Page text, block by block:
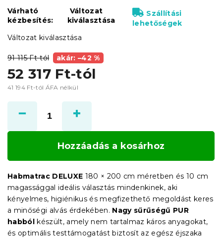
91 115 Ft-tól akár: –42 %
52 317 Ft-tól
41 194 Ft-tól ÁFA nélkül
Változat kiválasztása
Várható
kézbesítés:
Változat
kiválasztása
Szállítási
lehetőségek
Hozzáadás a kosárhoz
Habmatrac DELUXE 180 × 200 cm méretben és 10 cm
magassággal ideális választás mindenkinek, aki
kényelmes, higiénikus és megfizethető megoldást keres
a minőségi alvás érdekében. Nagy sűrűségű PUR
habból készült, amely nem tartalmaz káros anyagokat,
és optimális testtámogatást biztosít az egész éjszaka